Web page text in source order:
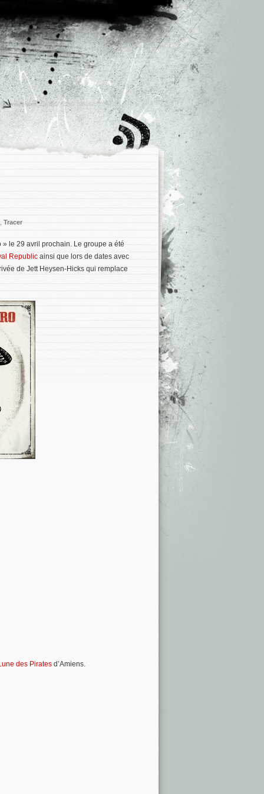
Tracer
le 29 avril prochain. Le groupe a été
Republic ainsi que lors de dates avec
de Jett Heysen-Hicks qui remplace
des Pirates d’Amiens.